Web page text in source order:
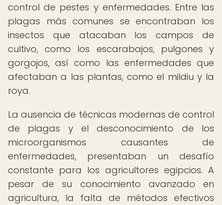
control de pestes y enfermedades. Entre las
plagas más comunes se encontraban los
insectos que atacaban los campos de
cultivo, como los escarabajos, pulgones y
gorgojos, así como las enfermedades que
afectaban a las plantas, como el mildiu y la
roya.
La ausencia de técnicas modernas de control
de plagas y el desconocimiento de los
microorganismos causantes de
enfermedades, presentaban un desafío
constante para los agricultores egipcios. A
pesar de su conocimiento avanzado en
agricultura, la falta de métodos efectivos